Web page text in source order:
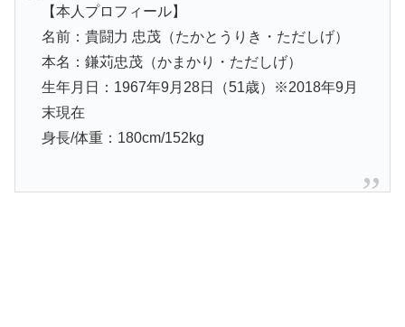
【本人プロフィール】
名前：貴闘力 忠茂（たかとうりき・ただしげ）
本名：鎌苅忠茂（かまかり・ただしげ）
生年月日：1967年9月28日（51歳）※2018年9月
末現在
身長/体重：180cm/152kg